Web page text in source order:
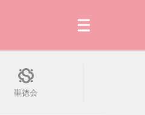
聖徳会